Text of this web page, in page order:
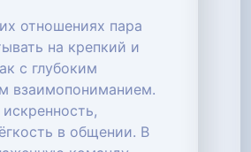
отношениях пара
на крепкий и
с глубоким
взаимопониманием.
в общении. В